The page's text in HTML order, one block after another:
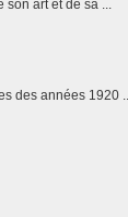
son art et de sa ...
des années 1920